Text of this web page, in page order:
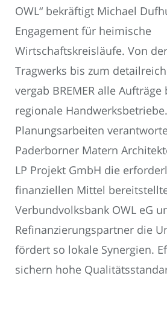
OWL“ bekräftigt Michael
Engagement für heimische
Wirtschaftskreisläufe. Von
Tragwerks bis zum
vergab BREMER alle
regionale
Planungsarbeiten
Paderborner Matern
LP Projekt GmbH die
finanziellen Mittel
Verbundvolksbank OWL eG
Refinanzierungspartner die
fördert so lokale Synergien.
sichern hohe